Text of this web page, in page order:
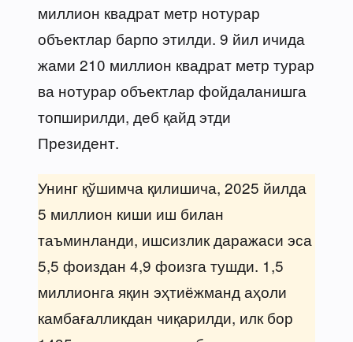
миллион квадрат метр нотурар
объектлар барпо этилди. 9 йил ичида
жами 210 миллион квадрат метр турар
ва нотурар объектлар фойдаланишга
топширилди, деб қайд этди
Президент.
Унинг қўшимча қилишича, 2025 йилда
5 миллион киши иш билан
таъминланди, ишсизлик даражаси эса
5,5 фоиздан 4,9 фоизга тушди. 1,5
миллионга яқин эҳтиёжманд аҳоли
камбағалликдан чиқарилди, илк бор